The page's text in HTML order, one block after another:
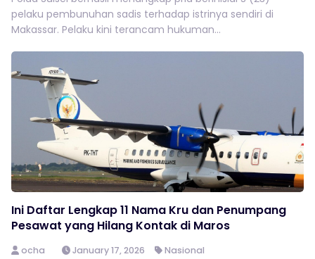
pelaku pembunuhan sadis terhadap istrinya sendiri di
Makassar. Pelaku kini terancam hukuman...
Ini Daftar Lengkap 11 Nama Kru dan Penumpang
Pesawat yang Hilang Kontak di Maros
ocha January 17, 2026 Nasional